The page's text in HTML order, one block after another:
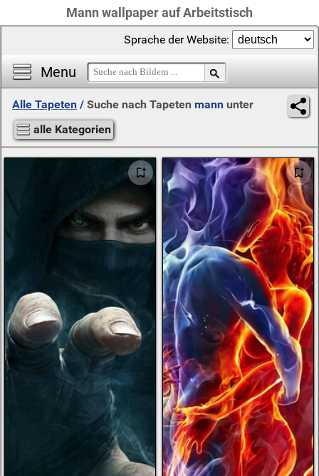
Mann wallpaper auf Arbeitstisch
Menu
Sprache der Website:
Alle Tapeten / Suche nach Tapeten mann unter
alle Kategorien